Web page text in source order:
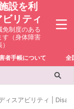
設を利
リティ
免制度のある
す（身体障害
者手帳について 全
ィスアビリティ |